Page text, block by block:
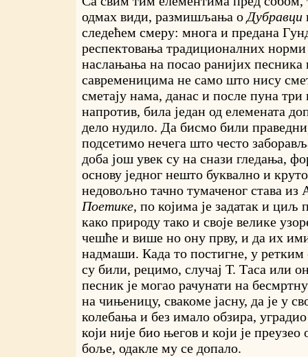
одмах види, размишљања о Дубравци
следећем смеру: многа и предана
респектовања традиционалних норми
наслањања на посао ранијих
савременицима не само што нису
сметају нама, данас и после пуна три
напротив, била један од елемената
дело нудило. Да бисмо били
подсетимо нечега што често
доба још увек су на снази гледања,
основу једног нешто буквално и
недовољно тачно тумаченог става из
Поетике, по којима је задатак и циљ
како природу тако и своје велике
чешће и више но ону прву, и да их
надмаши. Када то постигне, у ретким
су били, рецимо, случај Т. Таса или
песник је могао рачунати на
на чињеницу, свакоме јасну, да је у
колебања и без имало обзира,
који није био његов и који је преузео
боље, одакле му се допало.